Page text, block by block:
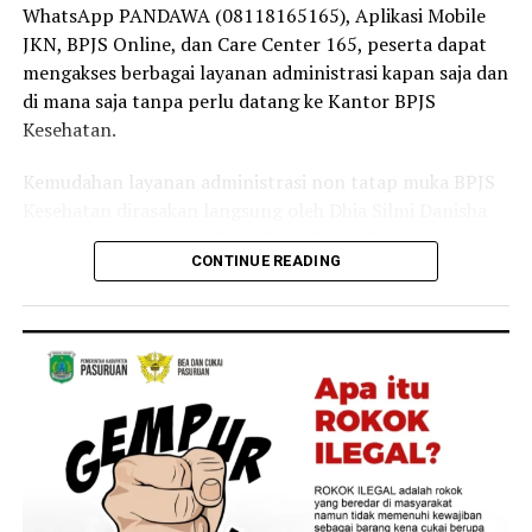
Selain sebagai tenaga kesehatan, Linda juga merasakan
langsung manfaat Program JKN dalam kehidupan
keluarganya.
ringan, seperti batuk dan pilek.
“Keluarga saya juga merasakan langsung manfaat
Program JKN. Saat mengalami keluhan ringan seperti
batuk atau pilek, kami dapat segera memeriksakan diri
dan memperoleh pelayanan kesehatan yang dibutuhkan.
Kehadiran Program JKN membuat kami merasa lebih
tenang karena tidak perlu khawatir terhadap biaya saat
membutuhkan pengobatan,” tuturnya.
Pengalamannya melayani pasien sekaligus merasakan
WhatsApp PANDAWA (08118165165), Aplikasi Mobile
JKN, BPJS Online, dan Care Center 165, peserta dapat
mengakses berbagai layanan administrasi kapan saja dan
di mana saja tanpa perlu datang ke Kantor BPJS
Kesehatan.
Kemudahan layanan administrasi non tatap muka BPJS
(22), peserta JKN asal Desa Tegal Besar, Kecamatan
Kaliwates, Kabupaten Jember.
membantunya mengurus kebutuhan administrasi
kepesertaan secara praktis tanpa harus datang ke
Kantor BPJS Kesehatan.
“Saya baru tahu kalau banyak layanan administrasi JKN
ternyata bisa diakses lewat Aplikasi Mobile JKN setelah
dijelaskan oleh petugas BPJS Keliling. Sejak itu saya lebih
CONTINUE READING